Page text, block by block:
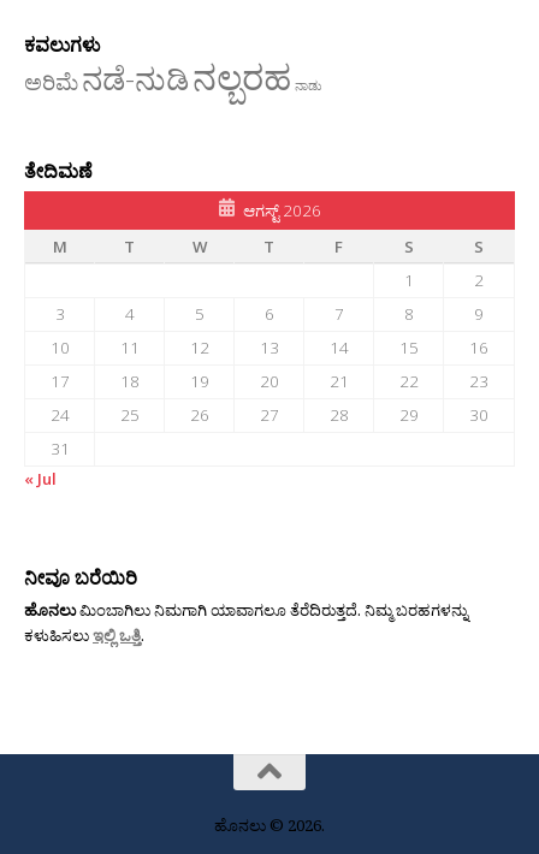
ಕವಲುಗಳು
ಅರಿಮೆನಡೆ-ನುಡಿನಲ್ಬರಹ ನಾಡು
ತೇದಿಮಣೆ
ಆಗಸ್ಟ್ 2026
M
T W T F S
S
1
2
3
4 5 6 7 8
9
10
11 12 13 14 15
16
17
18 19 20 21 22
23
24
25 26 27 28 29
30
31
« Jul
ನೀವೂ ಬರೆಯಿರಿ
ಹೊನಲುಮಿಂಬಾಗಿಲು ನಿಮಗಾಗಿ ಯಾವಾಗಲೂ ತೆರೆದಿರುತ್ತದೆ. ನಿಮ್ಮ ಬರಹಗಳನ್ನು
ಕಳುಹಿಸಲುಇಲ್ಲಿ ಒತ್ತಿ.
ಹೊನಲು © 2026.